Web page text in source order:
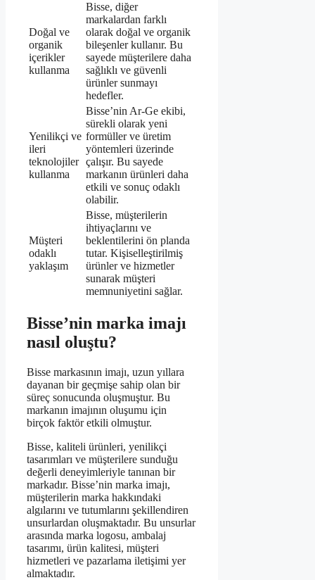
Doğal ve
organik
içerikler
kullanma
Bisse, diğer
markalardan farklı
olarak doğal ve organik
bileşenler kullanır. Bu
sayede müşterilere daha
sağlıklı ve güvenli
ürünler sunmayı
hedefler.
Yenilikçi ve
ileri
teknolojiler
kullanma
Bisse’nin Ar-Ge ekibi,
sürekli olarak yeni
formüller ve üretim
yöntemleri üzerinde
çalışır. Bu sayede
markanın ürünleri daha
etkili ve sonuç odaklı
olabilir.
Müşteri
odaklı
yaklaşım
Bisse, müşterilerin
ihtiyaçlarını ve
beklentilerini ön planda
tutar. Kişiselleştirilmiş
ürünler ve hizmetler
sunarak müşteri
memnuniyetini sağlar.
Bisse’nin marka imajı
nasıl oluştu?
Bisse markasının imajı, uzun yıllara
dayanan bir geçmişe sahip olan bir
süreç sonucunda oluşmuştur. Bu
markanın imajının oluşumu için
birçok faktör etkili olmuştur.
Bisse, kaliteli ürünleri, yenilikçi
tasarımları ve müşterilere sunduğu
değerli deneyimleriyle tanınan bir
markadır. Bisse’nin marka imajı,
müşterilerin marka hakkındaki
algılarını ve tutumlarını şekillendiren
unsurlardan oluşmaktadır. Bu unsurlar
arasında marka logosu, ambalaj
tasarımı, ürün kalitesi, müşteri
hizmetleri ve pazarlama iletişimi yer
almaktadır.